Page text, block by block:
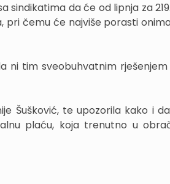
sindikatima da će od lipnja za
pri čemu će najviše porasti
ni tim sveobuhvatnim rješenjem
Šušković, te upozorila kako i
plaću, koja trenutno u